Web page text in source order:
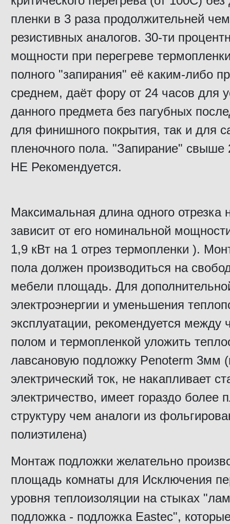
пленки в 3 раза продолжительней
резистивных аналогов. 30-ти
мощности при перегреве
полного "запирания" её каким-либо
среднем, даёт фору от 24 часов для
данного предмета без пагубных
для финишного покрытия, так и для
пленочного пола. "Запирание" свыше
НЕ Рекомендуется.
Максимальная длина одного отрезка
зависит от его номинальной
1,9 кВт на 1 отрез термопленки ).
пола должен производиться на
мебели площадь. Для
электроэнергии и уменьшения
эксплуатации, рекомендуется между
полом и термопленкой уложить
лавсановую подложку Penoterm 3мм
электрический ток, не накапливает
электричество, имеет гораздо более
структуру чем аналоги из
полиэтилена)
Монтаж подложки желательно
площадь комнаты для Исключения
уровня теплоизоляции на стыках
подложка - подложка Eastec",